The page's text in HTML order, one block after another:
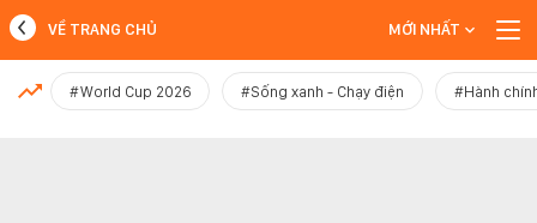
MỚI NHẤT
VỀ TRANG CHỦ MỚI NHẤT
#World Cup 2026 #Sống xanh - Chạy điện #Hành